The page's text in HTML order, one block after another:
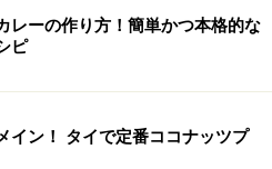
レーの作り方！簡単かつ本格的な
ピ
イン！ タイで定番ココナッツプ